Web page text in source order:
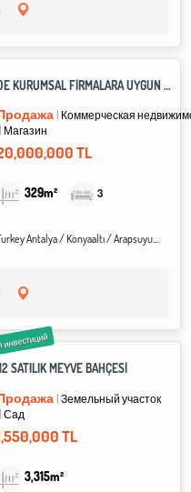
ANTALYA KONYAALTINDA CADDE ÜZEİRNDE KURUMSAL FİRMALARA UYGUN SATILIK DÜKKAN
Коммерческая
Магазин
TL
329m² 3
Antalya / Konyaaltı/ Arapsuyu
SATILIK MEYVE BAHÇESİ
Земельный участок
Сад
TL
3,315m²